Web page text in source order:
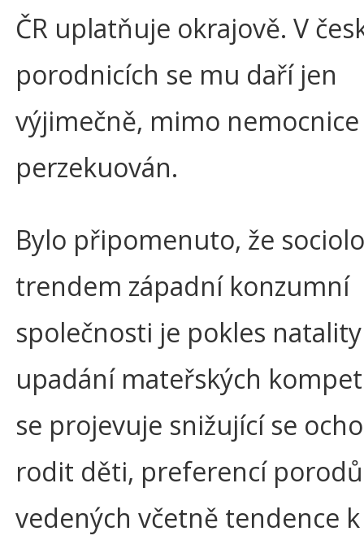
ČR uplatňuje okrajově. V
porodnicích se mu daří jen
výjimečně, mimo
perzekuován.
Bylo připomenuto, že
trendem západní konzumní
společnosti je pokles
upadání mateřských
se projevuje snižující se
rodit děti, preferencí
vedených včetně tendence k